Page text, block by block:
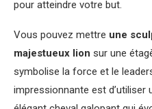
pour atteindre votre but.
Vous pouvez mettre une
majestueux lion sur une
symbolise la force et le
impressionnante est d’utiliser